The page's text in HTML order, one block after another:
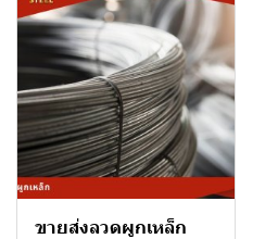
ขายส่งลวดผูกเหล็ก